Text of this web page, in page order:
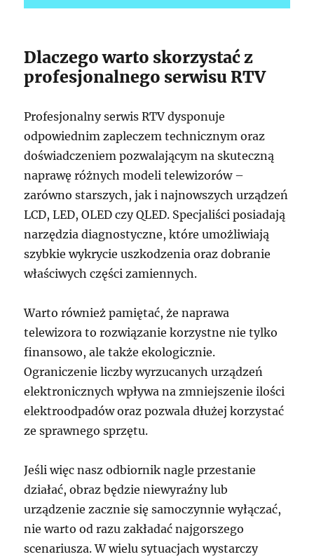
Dlaczego warto skorzystać z
profesjonalnego serwisu RTV
Profesjonalny serwis RTV dysponuje
odpowiednim zapleczem technicznym oraz
doświadczeniem pozwalającym na skuteczną
naprawę różnych modeli telewizorów –
zarówno starszych, jak i najnowszych urządzeń
LCD, LED, OLED czy QLED. Specjaliści posiadają
narzędzia diagnostyczne, które umożliwiają
szybkie wykrycie uszkodzenia oraz dobranie
właściwych części zamiennych.
Warto również pamiętać, że naprawa
telewizora to rozwiązanie korzystne nie tylko
finansowo, ale także ekologicznie.
Ograniczenie liczby wyrzucanych urządzeń
elektronicznych wpływa na zmniejszenie ilości
elektroodpadów oraz pozwala dłużej korzystać
ze sprawnego sprzętu.
Jeśli więc nasz odbiornik nagle przestanie
działać, obraz będzie niewyraźny lub
urządzenie zacznie się samoczynnie wyłączać,
nie warto od razu zakładać najgorszego
scenariusza. W wielu sytuacjach wystarczy